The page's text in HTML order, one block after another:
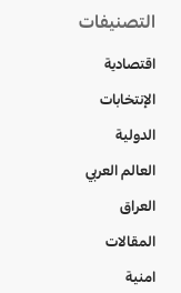
التصنيفات
اقتصادية
الإنتخابات
الدولية
العالم العربي
العراق
المقالات
امنية